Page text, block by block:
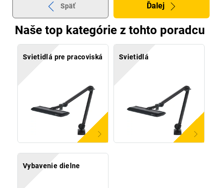
Späť Ďalej
Naše top kategórie z tohto poradcu
Svietidlá pre pracoviská Svietidlá
Vybavenie dielne